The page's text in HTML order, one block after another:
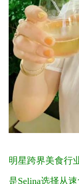
明星跨界美食行
是Selina选择从